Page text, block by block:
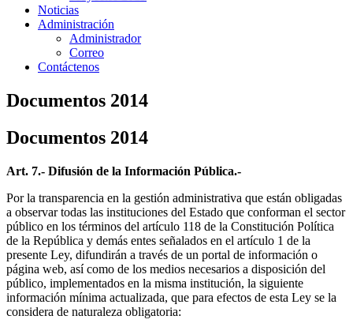
Noticias
Administración
Administrador
Correo
Contáctenos
Documentos 2014
Documentos 2014
Art. 7.- Difusión de la Información Pública.-
Por la transparencia en la gestión administrativa que están obligadas
a observar todas las instituciones del Estado que conforman el sector
público en los términos del artículo 118 de la Constitución Política
de la República y demás entes señalados en el artículo 1 de la
presente Ley, difundirán a través de un portal de información o
página web, así como de los medios necesarios a disposición del
público, implementados en la misma institución, la siguiente
información mínima actualizada, que para efectos de esta Ley se la
considera de naturaleza obligatoria: